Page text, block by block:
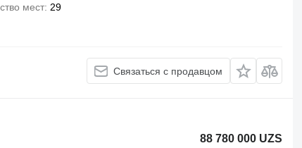
мест 29
Связаться с продавцом
88 780 000 UZS